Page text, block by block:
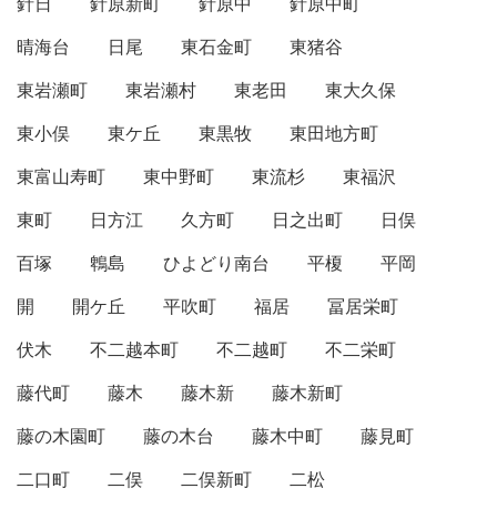
晴海台
日尾 東石金町
東猪谷
東岩瀬町
東岩瀬村 東老田
東大久保
東小俣
東ケ丘 東黒牧
東田地方町
東富山寿町
東中野町 東流杉
東福沢
東町
日方江 久方町 日之出町
日俣
百塚
鵯島 ひよどり南台 平榎
平岡
開
開ケ丘 平吹町 福居
冨居栄町
伏木
不二越本町 不二越町
不二栄町
藤代町
藤木 藤木新
藤木新町
藤の木園町
藤の木台 藤木中町
藤見町
二口町
二俣 二俣新町
二松